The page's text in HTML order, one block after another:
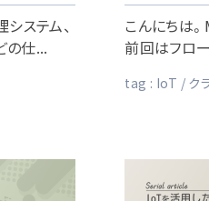
ステム、
の仕...
こんにちは
前回はフロ
tag : IoT ク